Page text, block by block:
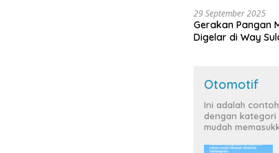
29 September 2025
Gerakan Pangan
Digelar di Way
Otomotif
Ini adalah
dengan
mudah